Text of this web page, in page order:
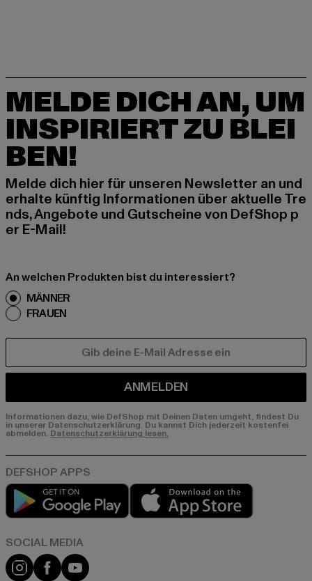
MELDE DICH AN, UM
INSPIRIERT ZU BLEI
BEN!
Melde dich hier für unseren Newsletter an und
erhalte künftig Informationen über aktuelle Tre
nds, Angebote und Gutscheine von DefShop p
er E-Mail!
An welchen Produkten bist du interessiert?
MÄNNER
FRAUEN
ANMELDEN
Informationen dazu, wie DefShop mit Deinen Daten umgeht, findest Du
in unserer Datenschutzerklärung. Du kannst Dich jederzeit kostenfei
abmelden. Datenschutzerklärung lesen.
Play market
Instagram
FacebookYouTube